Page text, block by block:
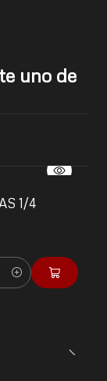
uno de
1/4